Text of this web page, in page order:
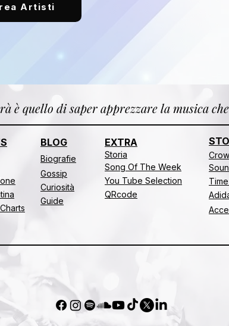
Artisti
è quello di saper apprezzare la musica
BLOG
Biografie
Gossip
Curiosità
Guide
EXTRA
Storia
Song Of The Week
You Tube Selection
QRcode